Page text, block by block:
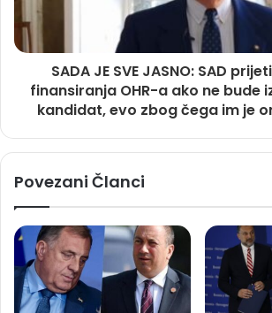
SADA JE SVE JASNO: SAD
finansiranja OHR-a ako ne bude
kandidat, evo zbog čega im je
Povezani Članci